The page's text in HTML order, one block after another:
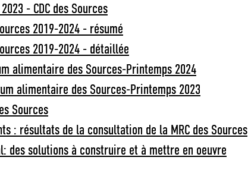
- CDC des Sources
2019-2024 - résumé
2019-2024 - détaillée
alimentaire des Sources-Printemps 2024
alimentaire des Sources-Printemps 2023
Sources
: résultats de la consultation de la MRC des Sources
des solutions à construire et à mettre en oeuvre